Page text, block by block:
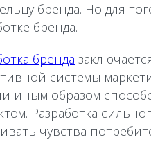
бренда. Но для
бренда.
бренда
системы
иным образом
Разработка
чувства